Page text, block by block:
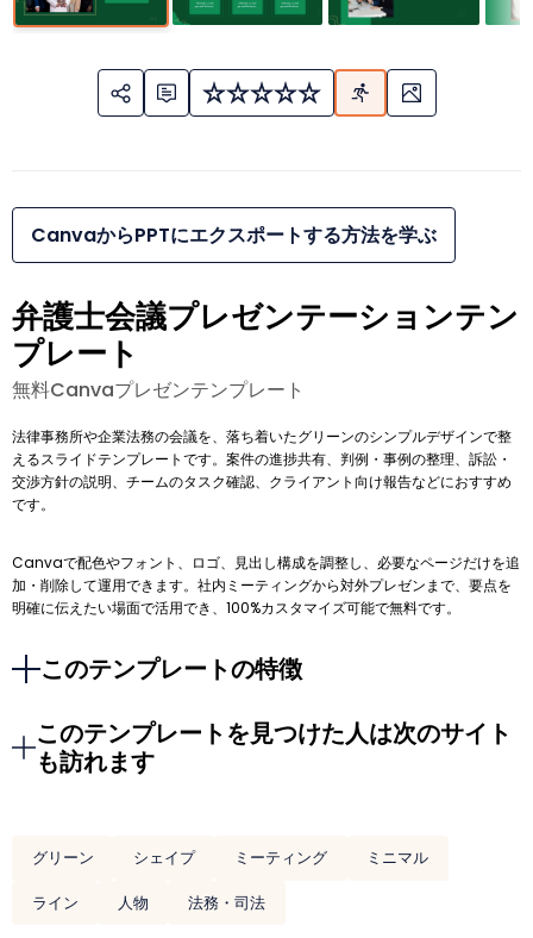
CanvaからPPTにエクスポートする方法を学ぶ
弁護士会議プレゼンテーションテン
プレート
無料Canvaプレゼンテンプレート
法律事務所や企業法務の会議を、落ち着いたグリーンのシンプルデザインで整
えるスライドテンプレートです。案件の進捗共有、判例・事例の整理、訴訟・
交渉方針の説明、チームのタスク確認、クライアント向け報告などにおすすめ
です。
Canvaで配色やフォント、ロゴ、見出し構成を調整し、必要なページだけを追
加・削除して運用できます。社内ミーティングから対外プレゼンまで、要点を
明確に伝えたい場面で活用でき、100%カスタマイズ可能で無料です。
このテンプレートの特徴
このテンプレートを見つけた人は次のサイト
も訪れます
グリーン シェイプ ミーティング
ミニマル
ライン
人物 法務・司法